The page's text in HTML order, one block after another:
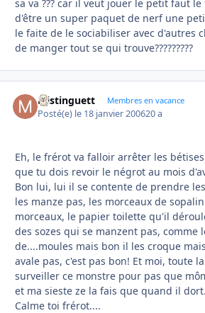
sa va ??? car il veut jouer le petit faut
d'être un super paquet de nerf une
le faite de le sociabiliser avec d'autres
de manger tout se qui trouve?????????
Mistinguett Membres en vacance
Posté(e) le 18 janvier 200620 a
Eh, le frérot va falloir arrêter les
que tu dois revoir le négrot au mois
Bon lui, lui il se contente de prendre
les manze pas, les morceaux de
morceaux, le papier toilette qu'il
des sozes qui se manzent pas, comme
de....moules mais bon il les croque
avale pas, c'est pas bon! Et moi, toute
surveiller ce monstre pour pas que
et ma sieste ze la fais que quand il
Calme toi frérot....